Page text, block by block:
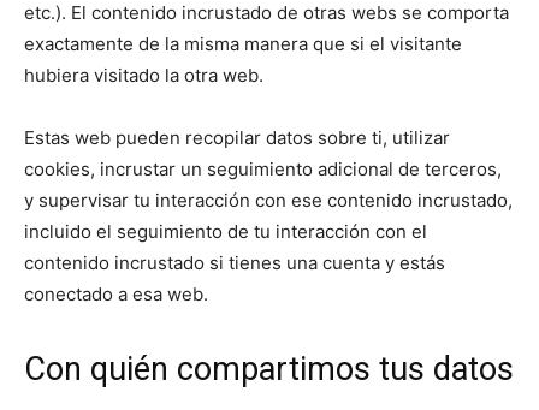
etc.). El contenido incrustado de otras webs se comporta
exactamente de la misma manera que si el visitante
hubiera visitado la otra web.
Estas web pueden recopilar datos sobre ti, utilizar
cookies, incrustar un seguimiento adicional de terceros,
y supervisar tu interacción con ese contenido incrustado,
incluido el seguimiento de tu interacción con el
contenido incrustado si tienes una cuenta y estás
conectado a esa web.
Con quién compartimos tus datos